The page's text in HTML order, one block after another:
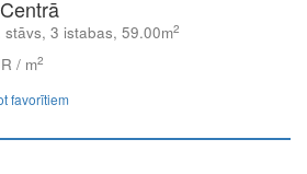
3 istabas, 59.00m2
/ m2
favorītiem